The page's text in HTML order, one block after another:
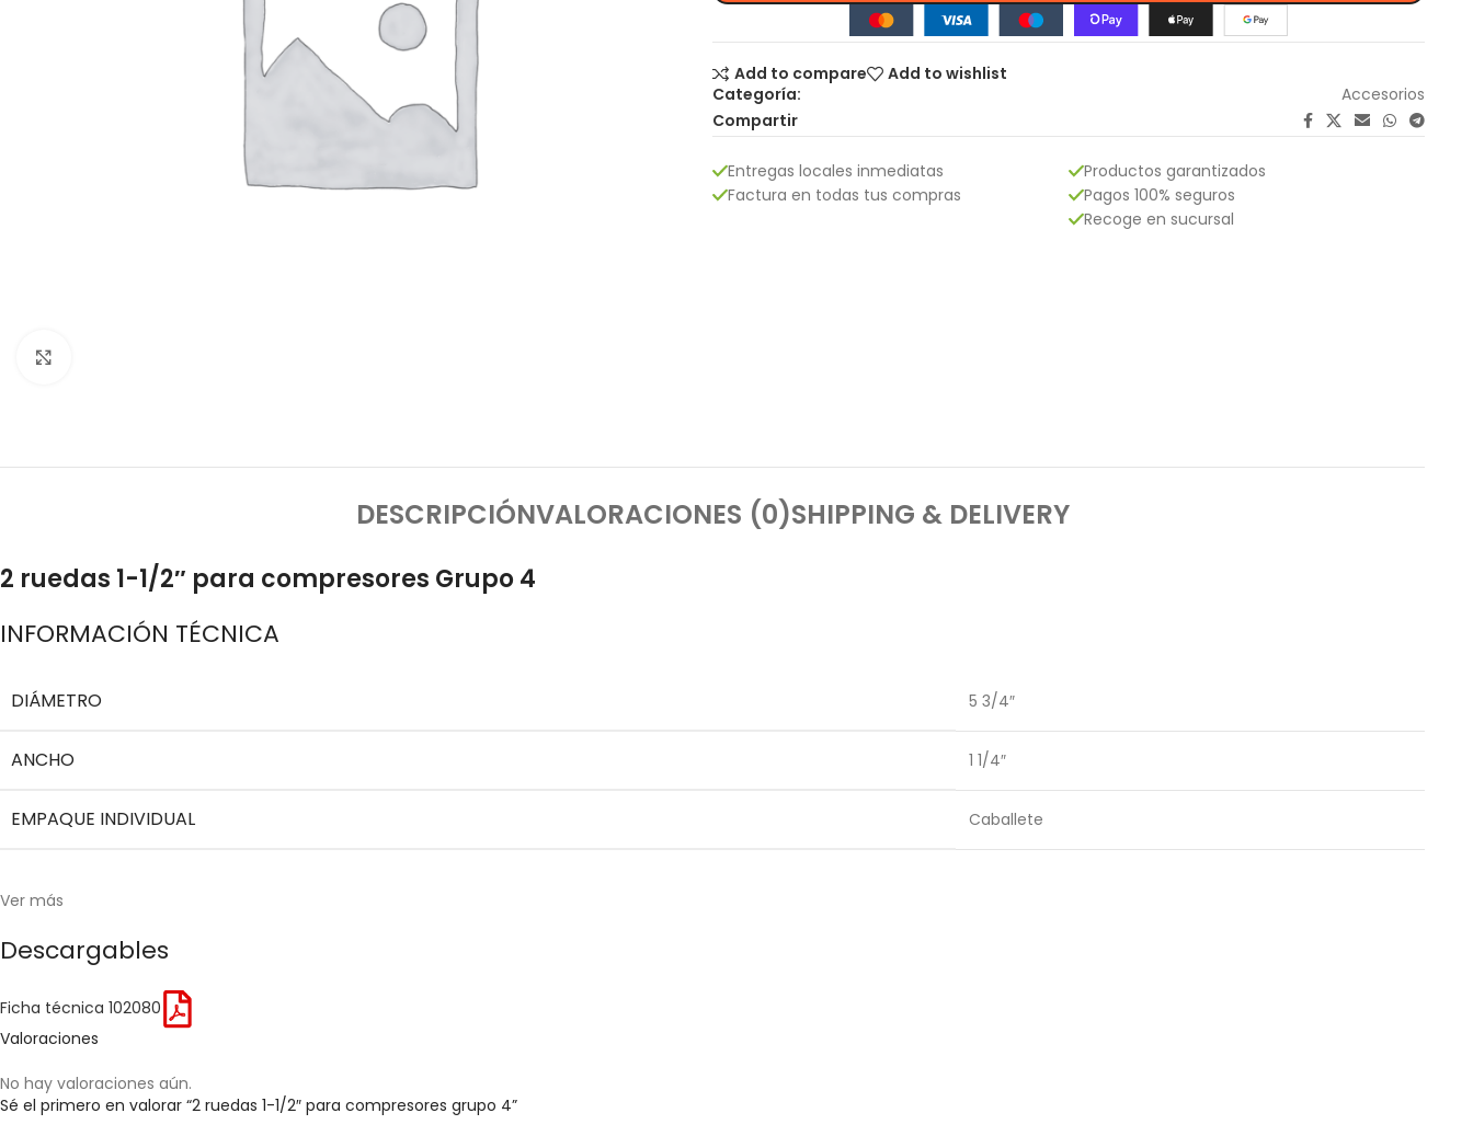
Add to compare
Add to wishlist
Categoría:
Accesorios
Compartir
Entregas locales inmediatas
Factura en todas tus compras
Productos garantizados
Pagos 100% seguros
Recoge en sucursal
DESCRIPCIÓNVALORACIONES (0)SHIPPING & DELIVERY
2 ruedas 1-1/2″ para compresores Grupo 4
INFORMACIÓN TÉCNICA
DIÁMETRO 5 3/4″
ANCHO 1 1/4″
EMPAQUE INDIVIDUAL Caballete
Ver más
Descargables
Ficha técnica 102080
Valoraciones
No hay valoraciones aún.
Sé el primero en valorar “2 ruedas 1-1/2″ para compresores grupo 4”